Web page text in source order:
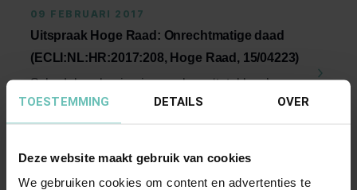
TOESTEMMING DETAILS OVER
Deze website maakt gebruik van cookies
We gebruiken cookies om content en advertenties te
09 FEBRUARI 2017
Uitspraak Hoge Raad: Onrechtmatige daad
(ECLI:NL:HR:2017:208, Hoge Raad, 15/04223)
Schadeberekening in geval van ‘total loss’-
verklaarde auto. Kan hiervoor
afschrijvingsmethode ...